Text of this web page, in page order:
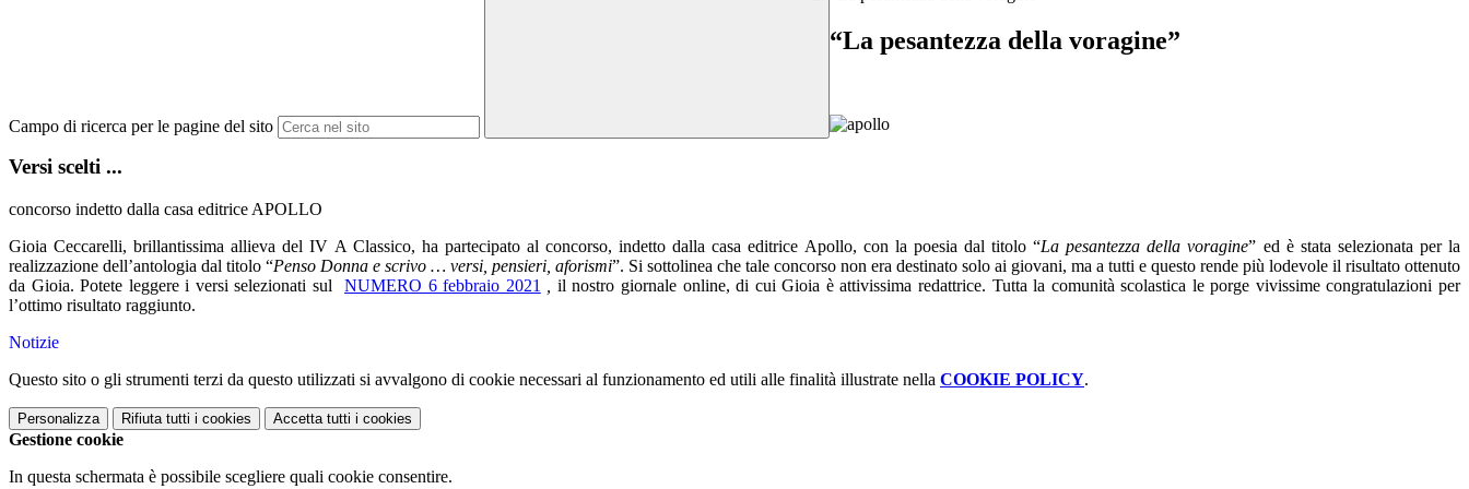
Campo di ricerca per le pagine del sito
“La pesantezza della voragine”
Versi scelti ...
concorso indetto dalla casa editrice APOLLO
Gioia Ceccarelli, brillantissima allieva del IV A Classico, ha partecipato al concorso, indetto dalla casa editrice Apollo, con la poesia dal titolo “La pesantezza della voragine” ed è stata selezionata per la
realizzazione dell’antologia dal titolo “Penso Donna e scrivo … versi, pensieri, aforismi”. Si sottolinea che tale concorso non era destinato solo ai giovani, ma a tutti e questo rende più lodevole il risultato ottenuto
da Gioia. Potete leggere i versi selezionati sulNUMERO 6 febbraio 2021
il nostro giornale online, di cui Gioia è attivissima redattrice. Tutta la comunità scolastica le porge vivissime congratulazioni per
l’ottimo risultato raggiunto.
Notizie
Questo sito o gli strumenti terzi da questo utilizzati si avvalgono di cookie necessari al funzionamento ed utili alle finalità illustrate nella COOKIE POLICY.
Personalizza Rifiuta tutti i cookies Accetta tutti i cookies
Gestione cookie
In questa schermata è possibile scegliere quali cookie consentire.